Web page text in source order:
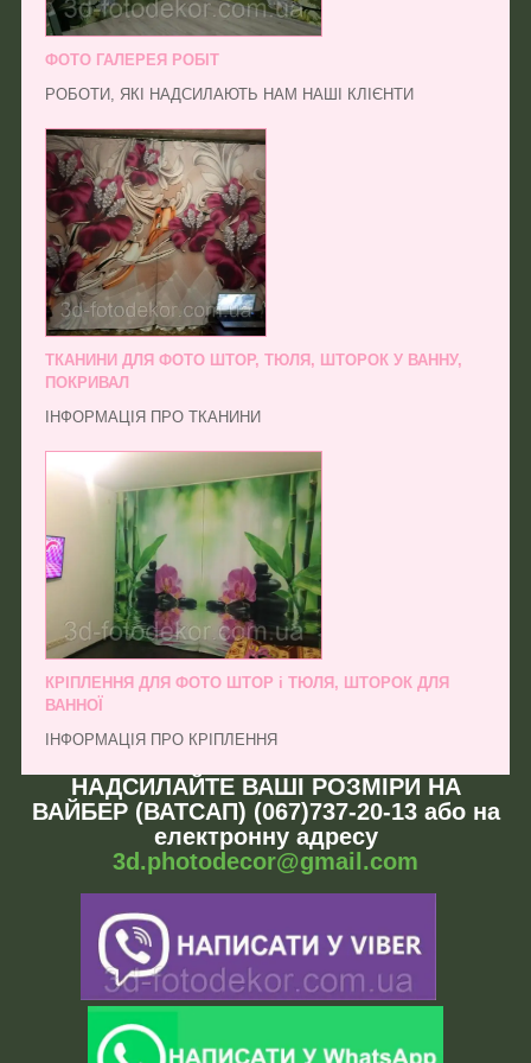
ФОТО ГАЛЕРЕЯ РОБІТ
РОБОТИ, ЯКІ НАДСИЛАЮТЬ НАМ НАШІ КЛІЄНТИ
ТКАНИНИ ДЛЯ ФОТО ШТОР, ТЮЛЯ, ШТОРОК У ВАННУ,
ПОКРИВАЛ
ІНФОРМАЦІЯ ПРО ТКАНИНИ
КРІПЛЕННЯ ДЛЯ ФОТО ШТОР і ТЮЛЯ, ШТОРОК ДЛЯ
ВАННОЇ
ІНФОРМАЦІЯ ПРО КРІПЛЕННЯ
НАДСИЛАЙТЕ ВАШІ РОЗМІРИ НА
ВАЙБЕР (ВАТСАП) (067)737-20-13 або на
електронну адресу
3d.photodecor@gmail.com